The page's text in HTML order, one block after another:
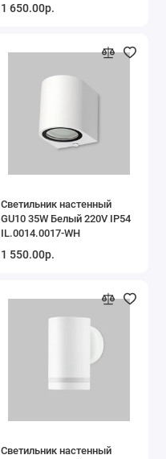
1 650.00р.
Светильник настенный
GU10 35W Белый 220V IP54
IL.0014.0017-WH
1 550.00р.
Светильник настенный